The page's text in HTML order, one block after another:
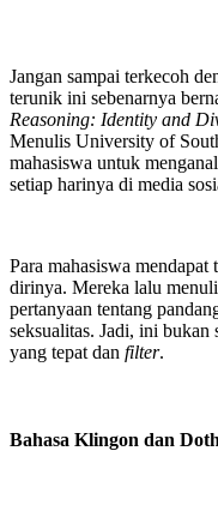
Jangan sampai terkecoh
terunik ini sebenarnya
Reasoning: Identity and
Menulis University of
mahasiswa untuk
setiap harinya di media
Para mahasiswa
dirinya. Mereka lalu
pertanyaan tentang
seksualitas. Jadi, ini bukan
yang tepat dan filter.
Bahasa Klingon dan